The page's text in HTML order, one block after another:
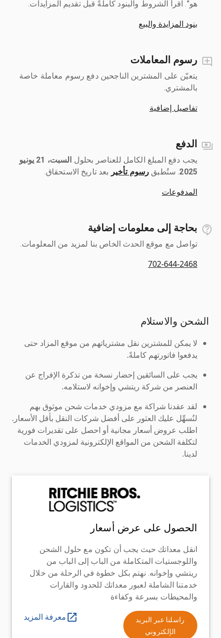
هو". اقرأ الشروط والبنود كاملةً قبل تقديم المزايدات.
بنود المزايدة والبيع
رسوم المعاملات
يتعيّن على المشترين الناجحين دفع رسوم معاملة خاصة
بالمشتري.
تفاصيل إضافية
الدفع
يجب دفع المبلغ الكامل للعناصر بحلول ‎
السبت، 21 يونيو
2025
رسوم تأخير بعد تاريخ الاستحقاق.
المدفوعات
بحاجة إلى معلومات إضافية
تواصل مع موقع الحدث الخاص بنا لمزيد من المعلومات.
702-644-2468
الشحن والاستلام
لا يمكن للمشترين نقل مشترياتهم من موقع المزاد حتى
يدفعوا فاتورتهم كاملةً.
يجب على السائقين إحضار نسخة من تذكرة الإفراج عن
العنصر من شركة ريتشي وإخوانه لاستلامه.
لقد عقدنا شراكة مع مزودي خدمات شحن موثوق بهم
لنُسهِّل عليك العثور على أفضل شركات النقل بأقل الأسعار.
اطلب عروض أسعار مجانية أو احصل على تقديرات فورية
لتكلفة الشحن من المواقع الإلكترونية لمزودي الخدمات
لدينا.
الحصول على عرض أسعار
انقل معداتك حيث يجب أن تكون مع حلول الشحن
واللوجستيات المتكاملة من الباب إلى الباب من
ريتشي وإخوانه. نهتم بكل خطوة في الرحلة من خلال
خدمتنا الشاملة لعبور معداتك للحدود والقارات
والمحيطات بسرعة وكفاءة
راسلنا عبر البريد
الإلكتروني
معرفة المزيد